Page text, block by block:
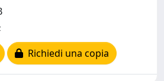
Richiedi una copia